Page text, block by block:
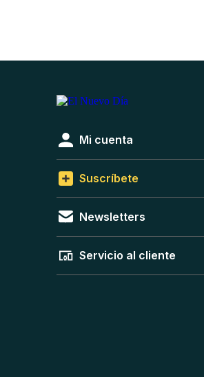
Mi cuenta
Suscríbete
Newsletters
Servicio al cliente